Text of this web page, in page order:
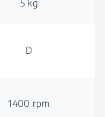
5 kg
D
1400 rpm